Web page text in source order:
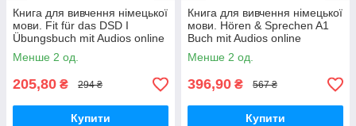
Книга для вивчення німецької
мови. Fit für das DSD I
Übungsbuch mit Audios online
Менше 2 од.
205,80 ₴ 294 ₴
Купити
Книга для вивчення німецької
мови. Hören & Sprechen A1
Buch mit Audios online
Менше 2 од.
396,90 ₴ 567 ₴
Купити